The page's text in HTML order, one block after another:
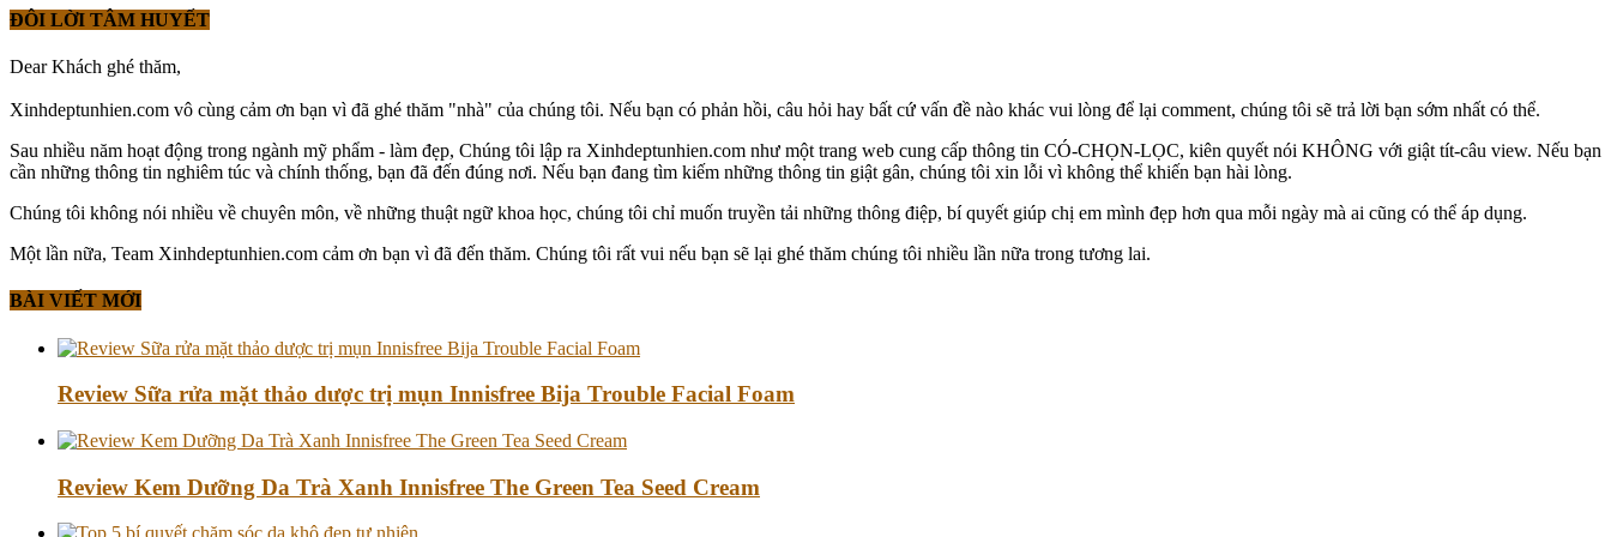
ĐÔI LỜI TÂM HUYẾT
Dear Khách ghé thăm,
Xinhdeptunhien.com vô cùng cảm ơn bạn vì đã ghé thăm "nhà" của chúng tôi. Nếu bạn có phản hồi, câu hỏi hay bất cứ vấn đề nào khác vui lòng để lại comment, chúng tôi sẽ trả lời bạn sớm nhất có thể.
Sau nhiều năm hoạt động trong ngành mỹ phẩm - làm đẹp, Chúng tôi lập ra Xinhdeptunhien.com như một trang web cung cấp thông tin CÓ-CHỌN-LỌC, kiên quyết nói KHÔNG với giật tít-câu view. Nếu bạn
cần những thông tin nghiêm túc và chính thống, bạn đã đến đúng nơi. Nếu bạn đang tìm kiếm những thông tin giật gân, chúng tôi xin lỗi vì không thể khiến bạn hài lòng.
Chúng tôi không nói nhiều về chuyên môn, về những thuật ngữ khoa học, chúng tôi chỉ muốn truyền tải những thông điệp, bí quyết giúp chị em mình đẹp hơn qua mỗi ngày mà ai cũng có thể áp dụng.
Một lần nữa, Team Xinhdeptunhien.com cảm ơn bạn vì đã đến thăm. Chúng tôi rất vui nếu bạn sẽ lại ghé thăm chúng tôi nhiều lần nữa trong tương lai.
BÀI VIẾT MỚI
Review Sữa rửa mặt thảo dược trị mụn Innisfree Bija Trouble Facial Foam
Review Kem Dưỡng Da Trà Xanh Innisfree The Green Tea Seed Cream